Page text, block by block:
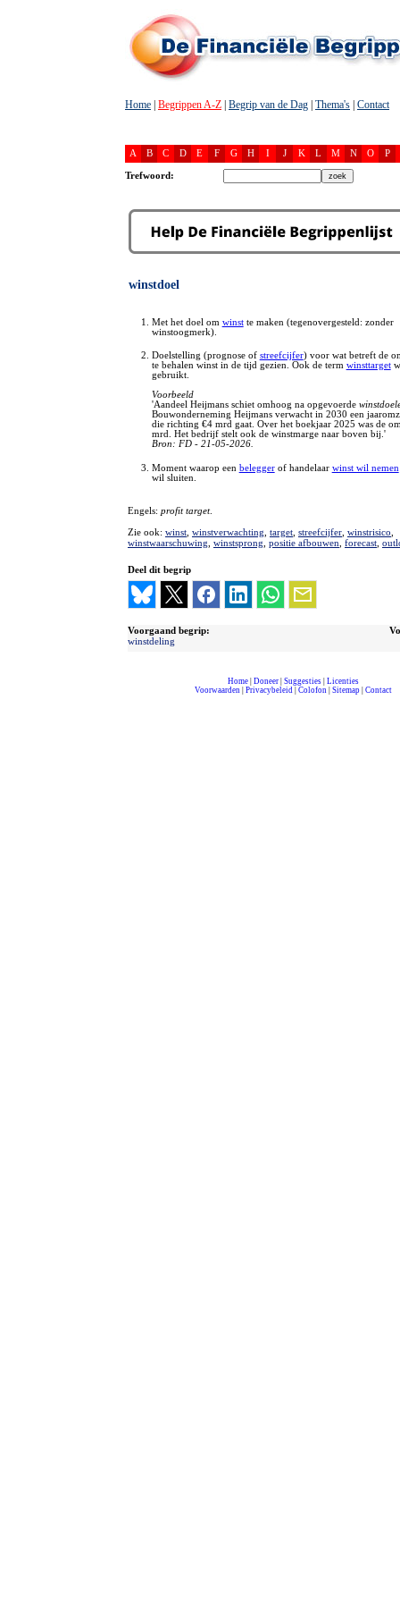
Home Begrippen A-Z Begrip van de Dag Thema's Contact
A B C D E F G H I J K L M N O P
Trefwoord:
winstdoel
Met het doel om winstte maken (tegenovergesteld: zonder
winstoogmerk).
Doelstelling (prognose of streefcijfer) voor wat betreft de
te behalen winst in de tijd gezien. Ook de term winsttarget
gebruikt.
Voorbeeld
'Aandeel Heijmans schiet omhoog na opgevoerde
Bouwonderneming Heijmans verwacht in 2030 een
die richting €4 mrd gaat. Over het boekjaar 2025 was de
mrd. Het bedrijf stelt ook de winstmarge naar boven bij.'
Bron: FD - 21-05-2026.
Moment waarop een beleggerof handelaar winst wil nemen
wil sluiten.
Engels: profit target.
Zie ook: winst winstverwachting target streefcijfer winstrisico
winstwaarschuwing winstsprong positie afbouwen forecast
Deel dit begrip
Voorgaand begrip:
winstdeling
Home| Doneer| Suggesties| Licenties
Voorwaarden
Privacybeleid Colofon Sitemap| Contact